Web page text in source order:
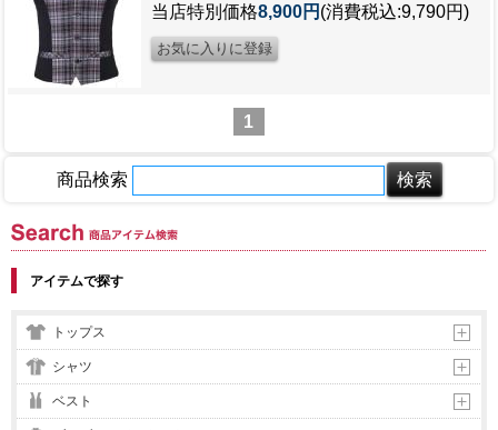
当店特別価格8,900円 (消費税込:9,790円)
1
商品検索
商品アイテム検索
アイテムで探す
トップス
シャツ
ベスト